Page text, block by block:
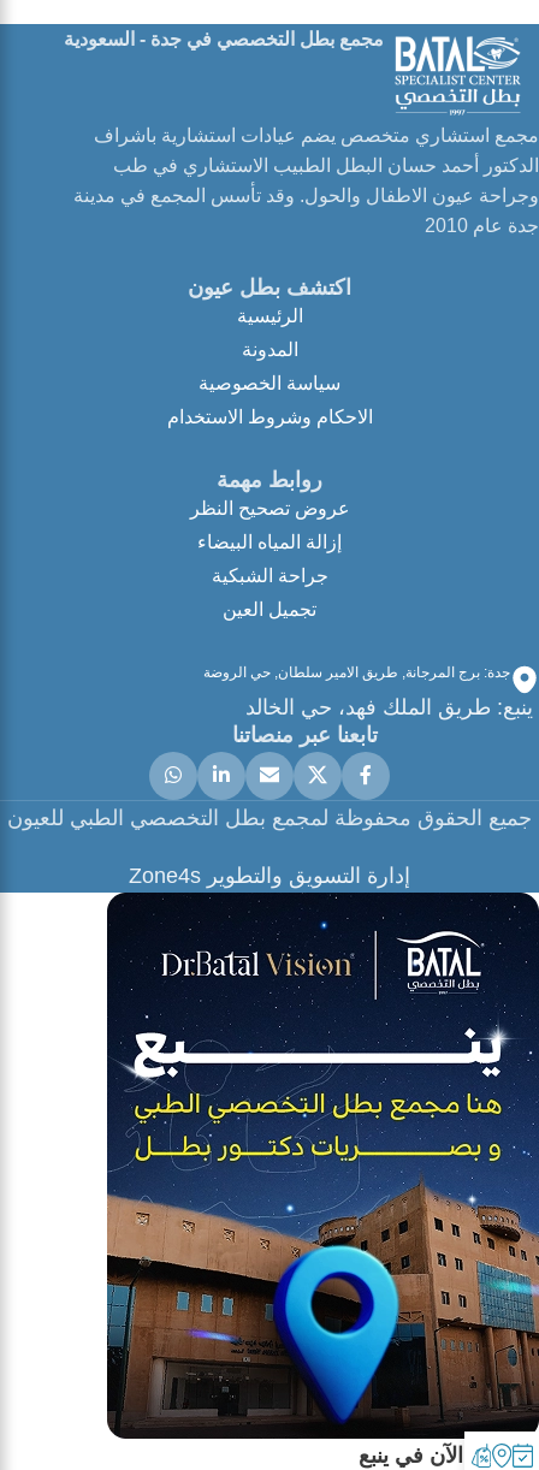
مجمع بطل التخصصي في جدة - السعودية
مجمع استشاري متخصص يضم عيادات استشارية باشراف
الدكتور أحمد حسان البطل الطبيب الاستشاري في طب
وجراحة عيون الاطفال والحول. وقد تأسس المجمع في مدينة
جدة عام 2010
اكتشف بطل عيون
الرئيسية
المدونة
سياسة الخصوصية
الاحكام وشروط الاستخدام
روابط مهمة
عروض تصحيح النظر
إزالة المياه البيضاء
جراحة الشبكية
تجميل العين
جدة: برج المرجانة, طريق الامير سلطان, حي الروضة
ينبع: طريق الملك فهد، حي الخالد
تابعنا عبر منصاتنا
جميع الحقوق محفوظة لمجمع بطل التخصصي الطبي للعيون
إدارة التسويق والتطوير Zone4s
نخدمكم الآن في ينبع